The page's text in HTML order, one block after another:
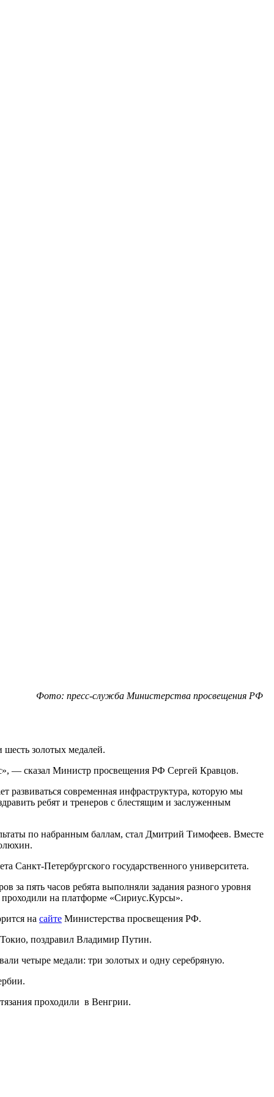
Фото: пресс-служба Министерства просвещения РФ
золотых медалей.
— сказал Министр просвещения РФ Сергей Кравцов.
развиваться современная инфраструктура, которую мы
ребят и тренеров с блестящим и заслуженным
по набранным баллам, стал Дмитрий Тимофеев. Вместе
Санкт-Петербургского государственного университета.
за пять часов ребята выполняли задания разного уровня
проходили на платформе «Сириус.Курсы».
на сайте Министерства просвещения РФ.
поздравил Владимир Путин.
четыре медали: три золотых и одну серебряную.
проходили в Венгрии.